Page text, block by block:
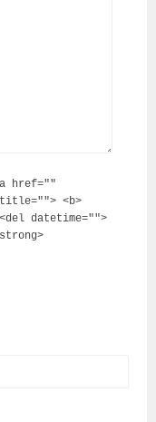
href=""
<b>
datetime="">